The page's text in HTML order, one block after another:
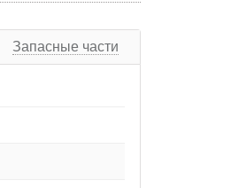
Запасные части